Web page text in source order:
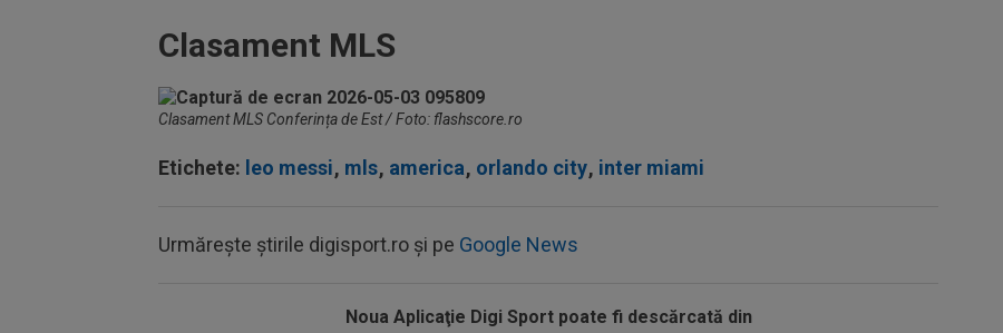
Clasament MLS
Clasament MLS Conferința de Est / Foto: flashscore.ro
Etichete: leo messi, mls, america, orlando city, inter miami
Urmărește știrile digisport.ro și pe Google News
Noua Aplicaţie Digi Sport poate fi descărcată din